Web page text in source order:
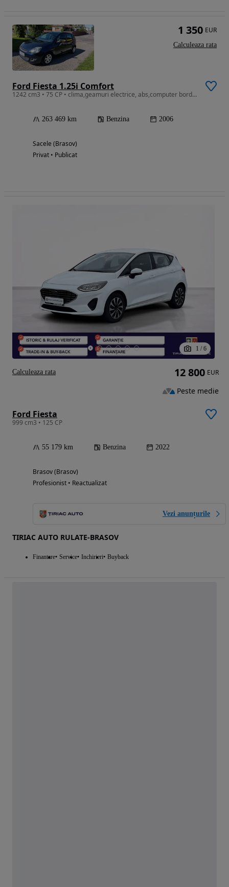
Ford Fiesta 1.25i Comfort
1242 cm3 • 75 CP • clima,geamuri electrice, abs,computer bord, roti iarna+vara
263 469 km Benzina 2006
Sacele (Brasov)
Privat • Publicat
1 350 EUR
Calculeaza rata
1 / 6
Ford Fiesta
999 cm3 • 125 CP
55 179 km Benzina 2022
Brasov (Brasov)
Profesionist • Reactualizat
Vezi anunțurile
TIRIAC AUTO RULATE-BRASOV
Finantare Service Inchirieri Buyback
12 800 EUR
Peste medie
Calculeaza rata